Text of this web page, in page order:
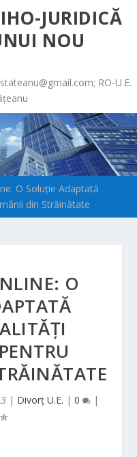
JURIDICĂ
NOU
; RO-U.E.
O Soluție Adaptată
din Străinătate
O
| Divorț U.E. | 0 |